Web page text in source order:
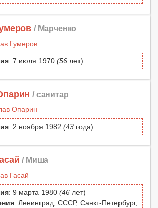
/ Марченко
: 7 июля 1970 (56 лет)
/ санитар
: 2 ноября 1982 (43 года)
/ Миша
: 9 марта 1980 (46 лет)
: Ленинград, СССР, Санкт-Петербург,